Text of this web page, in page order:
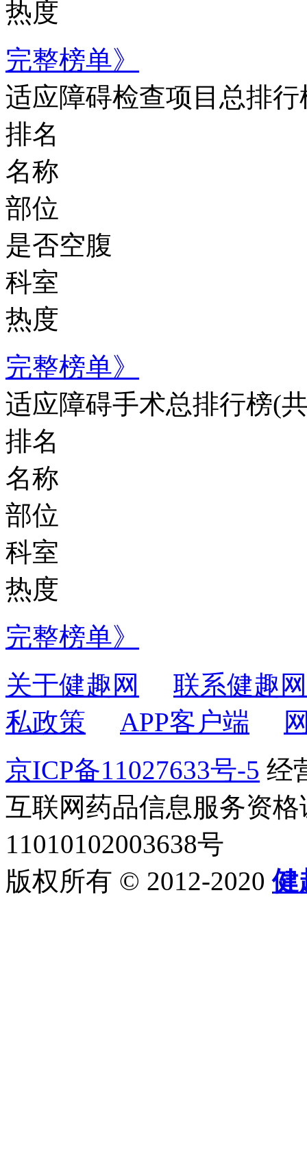
热度
完整榜单》
适应障碍检查项目总排行
排名
名称
部位
是否空腹
科室
热度
完整榜单》
适应障碍手术总排行榜(
排名
名称
部位
科室
热度
完整榜单》
关于健趣网
联系健趣网
私政策
APP客户端
京ICP备11027633号-5 经
互联网药品信息服务资
11010102003638号
版权所有 © 2012-2020健